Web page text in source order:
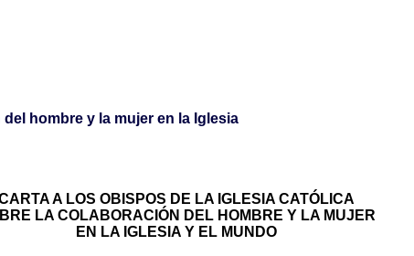
hombre y la mujer en la Iglesia
A LOS OBISPOS DE LA IGLESIA CATÓLICA
LA COLABORACIÓN DEL HOMBRE Y LA MUJER
EN LA IGLESIA Y EL MUNDO